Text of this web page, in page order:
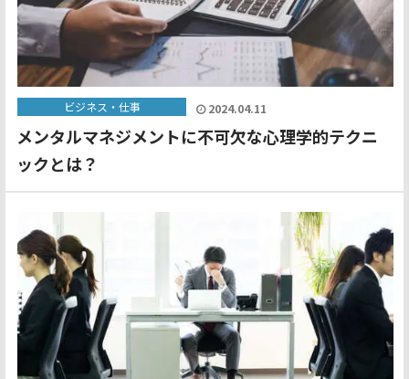
ビジネス・仕事 2024.04.11
メンタルマネジメントに不可欠な心理学的テクニ
ックとは？